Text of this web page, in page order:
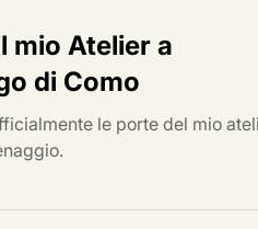
Atelier a
di Como
le porte del mio